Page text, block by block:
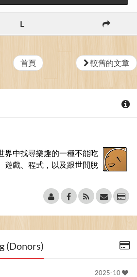
L
首頁 較舊的文章
界中找尋樂趣的一種不能吃
遊戲、程式，以及跟世間脫
(Donors)
2025-10